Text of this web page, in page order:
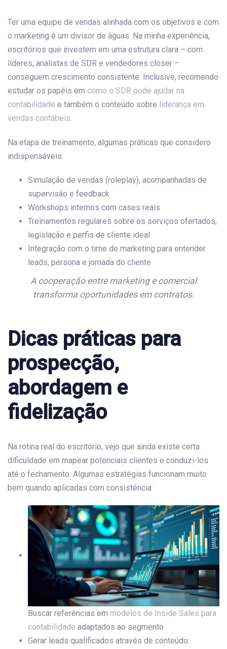
Ter uma equipe de vendas alinhada com os objetivos e com
o marketing é um divisor de águas. Na minha experiência,
escritórios que investem em uma estrutura clara – com
líderes, analistas de SDR e vendedores closer –
conseguem crescimento consistente. Inclusive, recomendo
estudar os papéis em como o SDR pode ajudar na
contabilidade e também o conteúdo sobre liderança em
vendas contábeis
Na etapa de treinamento, algumas práticas que considero
indispensáveis:
Simulação de vendas (roleplay), acompanhadas de
supervisão e feedback
Workshops internos com cases reais
Treinamentos regulares sobre os serviços ofertados,
legislação e perfis de cliente ideal
Integração com o time de marketing para entender
leads, persona e jornada do cliente
A cooperação entre marketing e comercial
transforma oportunidades em contratos.
Dicas práticas para
prospecção,
abordagem e
fidelização
Na rotina real do escritório, vejo que ainda existe certa
dificuldade em mapear potenciais clientes e conduzi-los
até o fechamento. Algumas estratégias funcionam muito
bem quando aplicadas com consistência:
Buscar referências em modelos de Inside Sales para
contabilidade adaptados ao segmento
Gerar leads qualificados através de conteúdo: